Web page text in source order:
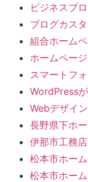
ビジネスブ
ブログカス
組合ホーム
ホームペー
スマートフ
WordPress
Webデザイ
長野県下ホ
伊那市工務
松本市ホー
松本市ホー